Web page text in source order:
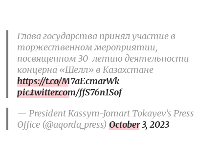
Глава государства принял участие в
торжественном мероприятии,
посвященном 30-летию деятельности
концерна «Шелл» в Казахстане
https://t.co/M7aEcmarWk
pic.twitter.com/ffS76n1Sof
— President Kassym-Jomart Tokayev’s Press
Office (@aqorda_press)October 3, 2023